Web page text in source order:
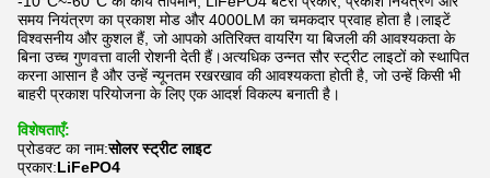
समय नियंत्रण का प्रकाश मोड और 4000LM का चमकदार प्रवाह होता है।लाइटें
विश्वसनीय और कुशल हैं, जो आपको अतिरिक्त वायरिंग या बिजली की आवश्यकता के
बिना उच्च गुणवत्ता वाली रोशनी देती हैं।अत्यधिक उन्नत सौर स्ट्रीट लाइटों को स्थापित
करना आसान है और उन्हें न्यूनतम रखरखाव की आवश्यकता होती है, जो उन्हें किसी भी
बाहरी प्रकाश परियोजना के लिए एक आदर्श विकल्प बनाती है।
विशेषताएँ:
प्रोडक्ट का नाम:सोलर स्ट्रीट लाइट
प्रकार:LiFePO4